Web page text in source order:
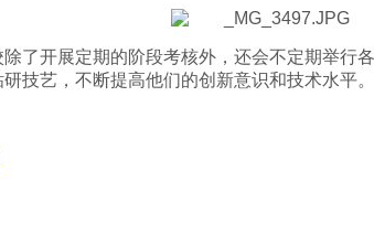
了开展定期的阶段考核外，还会不定期举
技艺，不断提高他们的创新意识和技术水平。